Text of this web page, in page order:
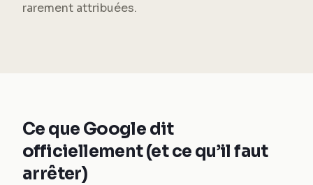
rarement attribuées.
Ce que Google dit
officiellement (et ce qu’il faut
arrêter)